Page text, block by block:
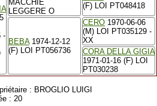
-
MACCHIE
LEGGERE O
(F) LOI PT048418
BEBA1974-12-12
(F) LOI PT056736
CERO 1970-06-06
(M) LOI PT035129 -
XX
CORA DELLA GIGIA
1971-01-16 (F) LOI
PT030238
: BROGLIO LUIGI
: 20